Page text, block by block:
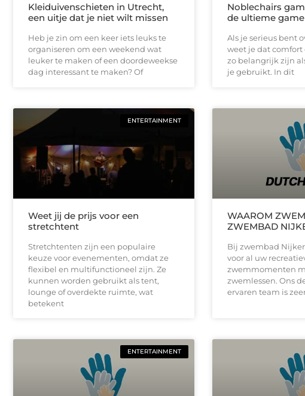
Kleiduivenschieten in Utrecht,
een uitje dat je niet wilt missen
Heb je zin om een keer iets leuks te
organiseren om een weekend wat
leuker te maken of een doordeweekse
dag interessant te maken? Of
Noblechairs
de ultieme
Als je serieus bent
weet je dat
zo belangrijk zijn
je gebruikt. In dit
ENTERTAINMENT
Weet jij de prijs voor een
stretchtent
Stretchtenten zijn een populaire
keuze voor evenementen, omdat ze
flexibel en multifunctioneel zijn. Ze
kunnen worden gebruikt als tent,
lounge of overdekte ruimte, wat
betekent
WAAROM
ZWEMBAD
Bij zwembad
voor al uw
zwemmomenten
zwemlessen. Ons
ervaren team is
ENTERTAINMENT